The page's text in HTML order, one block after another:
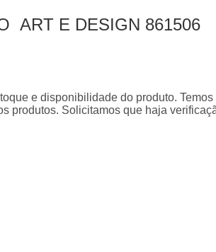
ART E DESIGN 861506
e disponibilidade do produto.
produtos. Solicitamos que haja